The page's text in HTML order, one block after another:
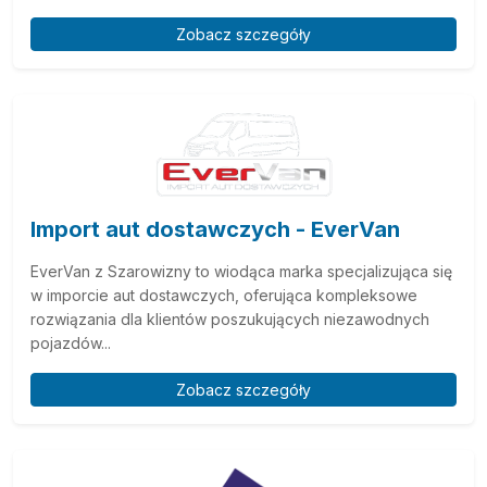
Zobacz szczegóły
Import aut dostawczych - EverVan
EverVan z Szarowizny to wiodąca marka specjalizująca się
w imporcie aut dostawczych, oferująca kompleksowe
rozwiązania dla klientów poszukujących niezawodnych
pojazdów...
Zobacz szczegóły